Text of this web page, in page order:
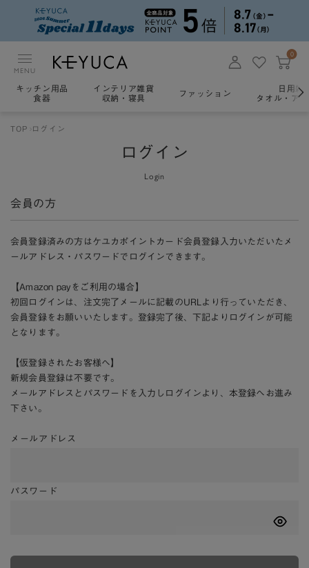
MENU
0
キッチン用品
食器
インテリア雑貨
収納・寝具
ファッション
日用雑
タオル・ア
TOP ログイン
ログイン
Login
会員の方
会員登録済みの方はケユカポイントカード会員登録入力いただいたメ
ールアドレス・パスワードでログインできます。
【Amazon payをご利用の場合】
初回ログインは、注文完了メールに記載のURLより行っていただき、
会員登録をお願いいたします。登録完了後、下記よりログインが可能
となります。
【仮登録されたお客様へ】
新規会員登録は不要です。
メールアドレスとパスワードを入力しログインより、本登録へお進み
下さい。
メールアドレス
パスワード